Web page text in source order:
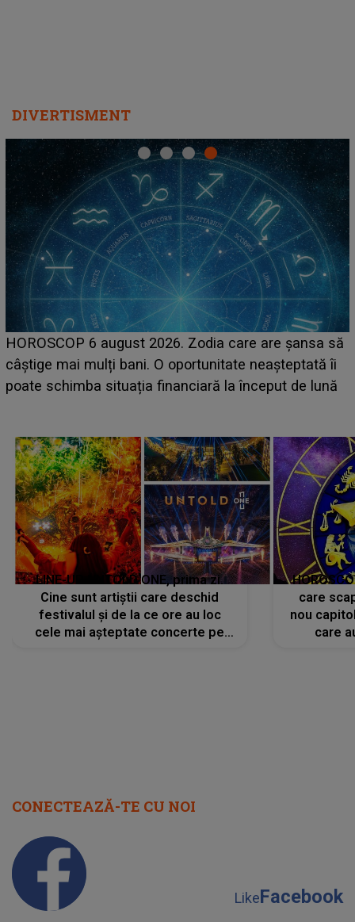
DIVERTISMENT
care are șansa să
neașteptată îi
la început de lună
LINE-UP UNTOLD ONE, ziua 2.
scena principală a festivalului
suedeză a ajuns deja în România
LINE-UP UNTOLD ONE, prima zi.
Cine sunt artiștii care deschid
festivalul și de la ce ore au loc
cele mai așteptate concerte pe
care
nou
care
CONECTEAZĂ-TE CU NOI
LikeFacebook